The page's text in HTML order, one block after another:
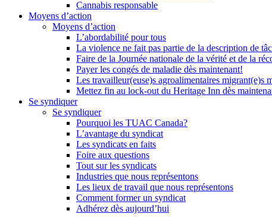
Cannabis responsable
Moyens d’action
Moyens d’action
L’abordabilité pour tous
La violence ne fait pas partie de la description de
Faire de la Journée nationale de la vérité et de la
Payer les congés de maladie dès maintenant!
Les travailleur(euse)s agroalimentaires migrant(e)s
Mettez fin au lock-out du Heritage Inn dès
Se syndiquer
Se syndiquer
Pourquoi les TUAC Canada?
L’avantage du syndicat
Les syndicats en faits
Foire aux questions
Tout sur les syndicats
Industries que nous représentons
Les lieux de travail que nous représentons
Comment former un syndicat
Adhérez dès aujourd’hui